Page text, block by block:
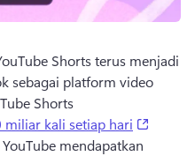
Shorts terus menjadi
sebagai platform video
Shorts
kali setiap hari
mendapatkan